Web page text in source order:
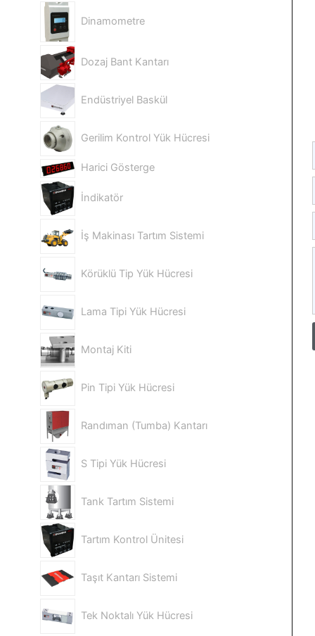
Dinamometre
Dozaj Bant Kantarı
Endüstriyel Baskül
Gerilim Kontrol Yük Hücresi
Harici Gösterge
İndikatör
İş Makinası Tartım Sistemi
Körüklü Tip Yük Hücresi
Lama Tipi Yük Hücresi
Montaj Kiti
Pin Tipi Yük Hücresi
Randıman (Tumba) Kantarı
S Tipi Yük Hücresi
Tank Tartım Sistemi
Tartım Kontrol Ünitesi
Taşıt Kantarı Sistemi
Tek Noktalı Yük Hücresi